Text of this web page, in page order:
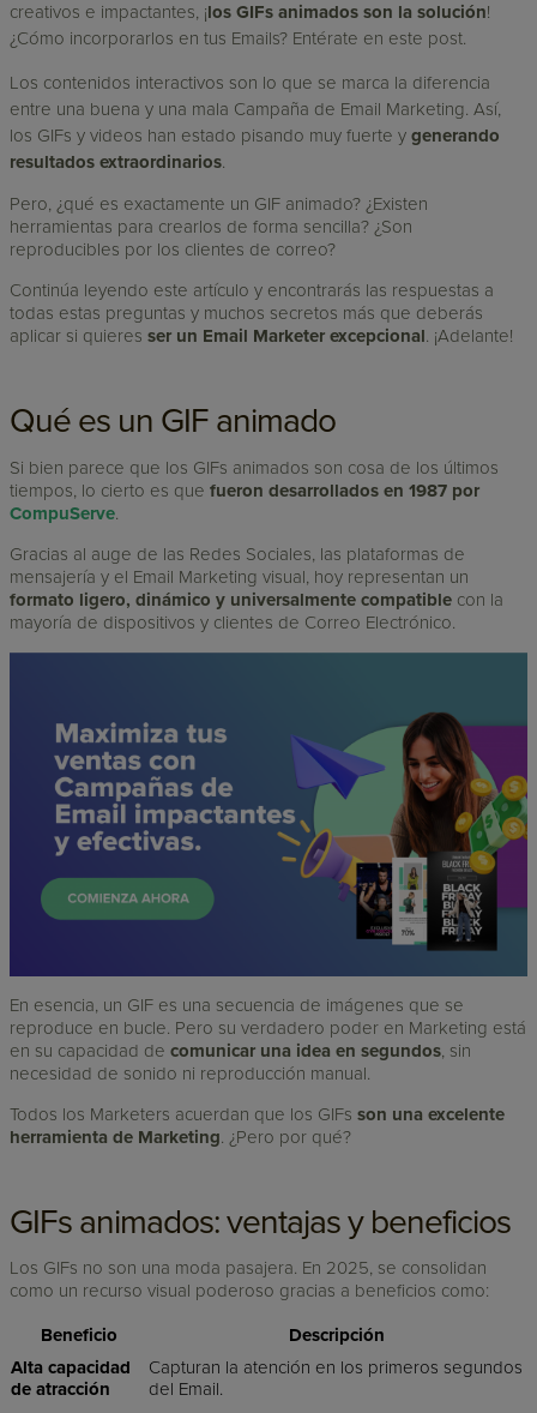
creativos e impactantes, ¡los GIFs animados son la solución!
¿Cómo incorporarlos en tus Emails? Entérate en este post.
Los contenidos interactivos son lo que se marca la diferencia
entre una buena y una mala Campaña de Email Marketing. Así,
los GIFs y videos han estado pisando muy fuerte ygenerando
resultados extraordinarios.
Pero, ¿qué es exactamente un GIF animado? ¿Existen
herramientas para crearlos de forma sencilla? ¿Son
reproducibles por los clientes de correo?
Continúa leyendo este artículo y encontrarás las respuestas a
todas estas preguntas y muchos secretos más que deberás
aplicar si quieresser un Email Marketer excepcional. ¡Adelante!
Qué es un GIF animado
Si bien parece que los GIFs animados son cosa de los últimos
tiempos, lo cierto es quefueron desarrollados en 1987 por
CompuServe.
Gracias al auge de las Redes Sociales, las plataformas de
mensajería y el Email Marketing visual, hoy representan un
formato ligero, dinámico y universalmente compatible con la
mayoría de dispositivos y clientes de Correo Electrónico.
En esencia, un GIF es una secuencia de imágenes que se
reproduce en bucle. Pero su verdadero poder en Marketing está
en su capacidad decomunicar una idea en segundos, sin
necesidad de sonido ni reproducción manual.
Todos los Marketers acuerdan que los GIFsson una excelente
herramienta de Marketing. ¿Pero por qué?
GIFs animados: ventajas y beneficios
Los GIFs no son una moda pasajera. En 2025, se consolidan
como un recurso visual poderoso gracias a beneficios como:
Beneficio
Descripción
Alta capacidad
de atracción
Capturan la atención en los primeros segundos
del Email.